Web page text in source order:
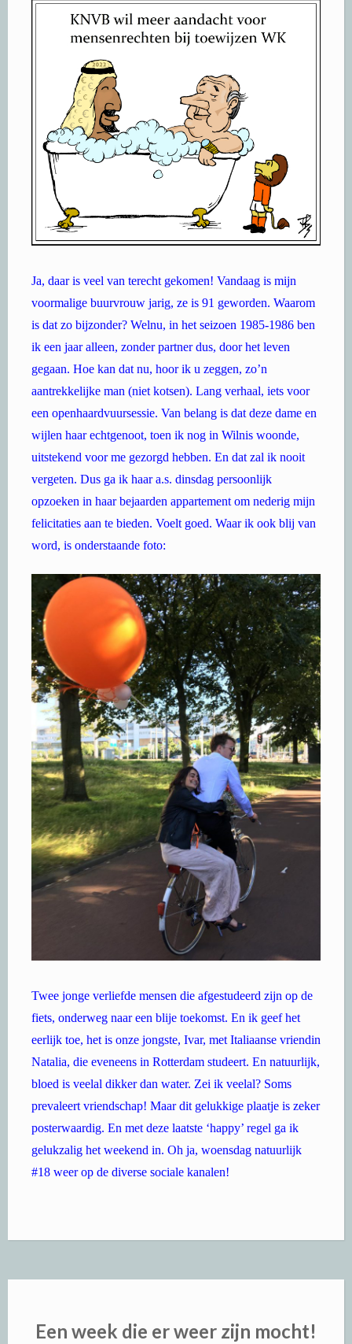
Ja, daar is veel van terecht gekomen! Vandaag is mijn
voormalige buurvrouw jarig, ze is 91 geworden. Waarom
is dat zo bijzonder? Welnu, in het seizoen 1985-1986 ben
ik een jaar alleen, zonder partner dus, door het leven
gegaan. Hoe kan dat nu, hoor ik u zeggen, zo’n
aantrekkelijke man (niet kotsen). Lang verhaal, iets voor
een openhaardvuursessie. Van belang is dat deze dame en
wijlen haar echtgenoot, toen ik nog in Wilnis woonde,
uitstekend voor me gezorgd hebben. En dat zal ik nooit
vergeten. Dus ga ik haar a.s. dinsdag persoonlijk
opzoeken in haar bejaarden appartement om nederig mijn
felicitaties aan te bieden. Voelt goed. Waar ik ook blij van
word, is onderstaande foto:
Twee jonge verliefde mensen die afgestudeerd zijn op de
fiets, onderweg naar een blije toekomst. En ik geef het
eerlijk toe, het is onze jongste, Ivar, met Italiaanse vriendin
Natalia, die eveneens in Rotterdam studeert. En natuurlijk,
bloed is veelal dikker dan water. Zei ik veelal? Soms
prevaleert vriendschap! Maar dit gelukkige plaatje is zeker
posterwaardig. En met deze laatste ‘happy’ regel ga ik
gelukzalig het weekend in. Oh ja, woensdag natuurlijk
#18 weer op de diverse sociale kanalen!
Een week die er weer zijn mocht!